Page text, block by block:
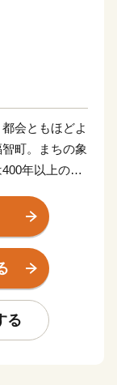
会ともほどよ
町。まちの象
年以上の歴
ています。
尊氏ゆかりの
寺」などが点
ヒガン「虎
います。かつ
田の一角とし
る